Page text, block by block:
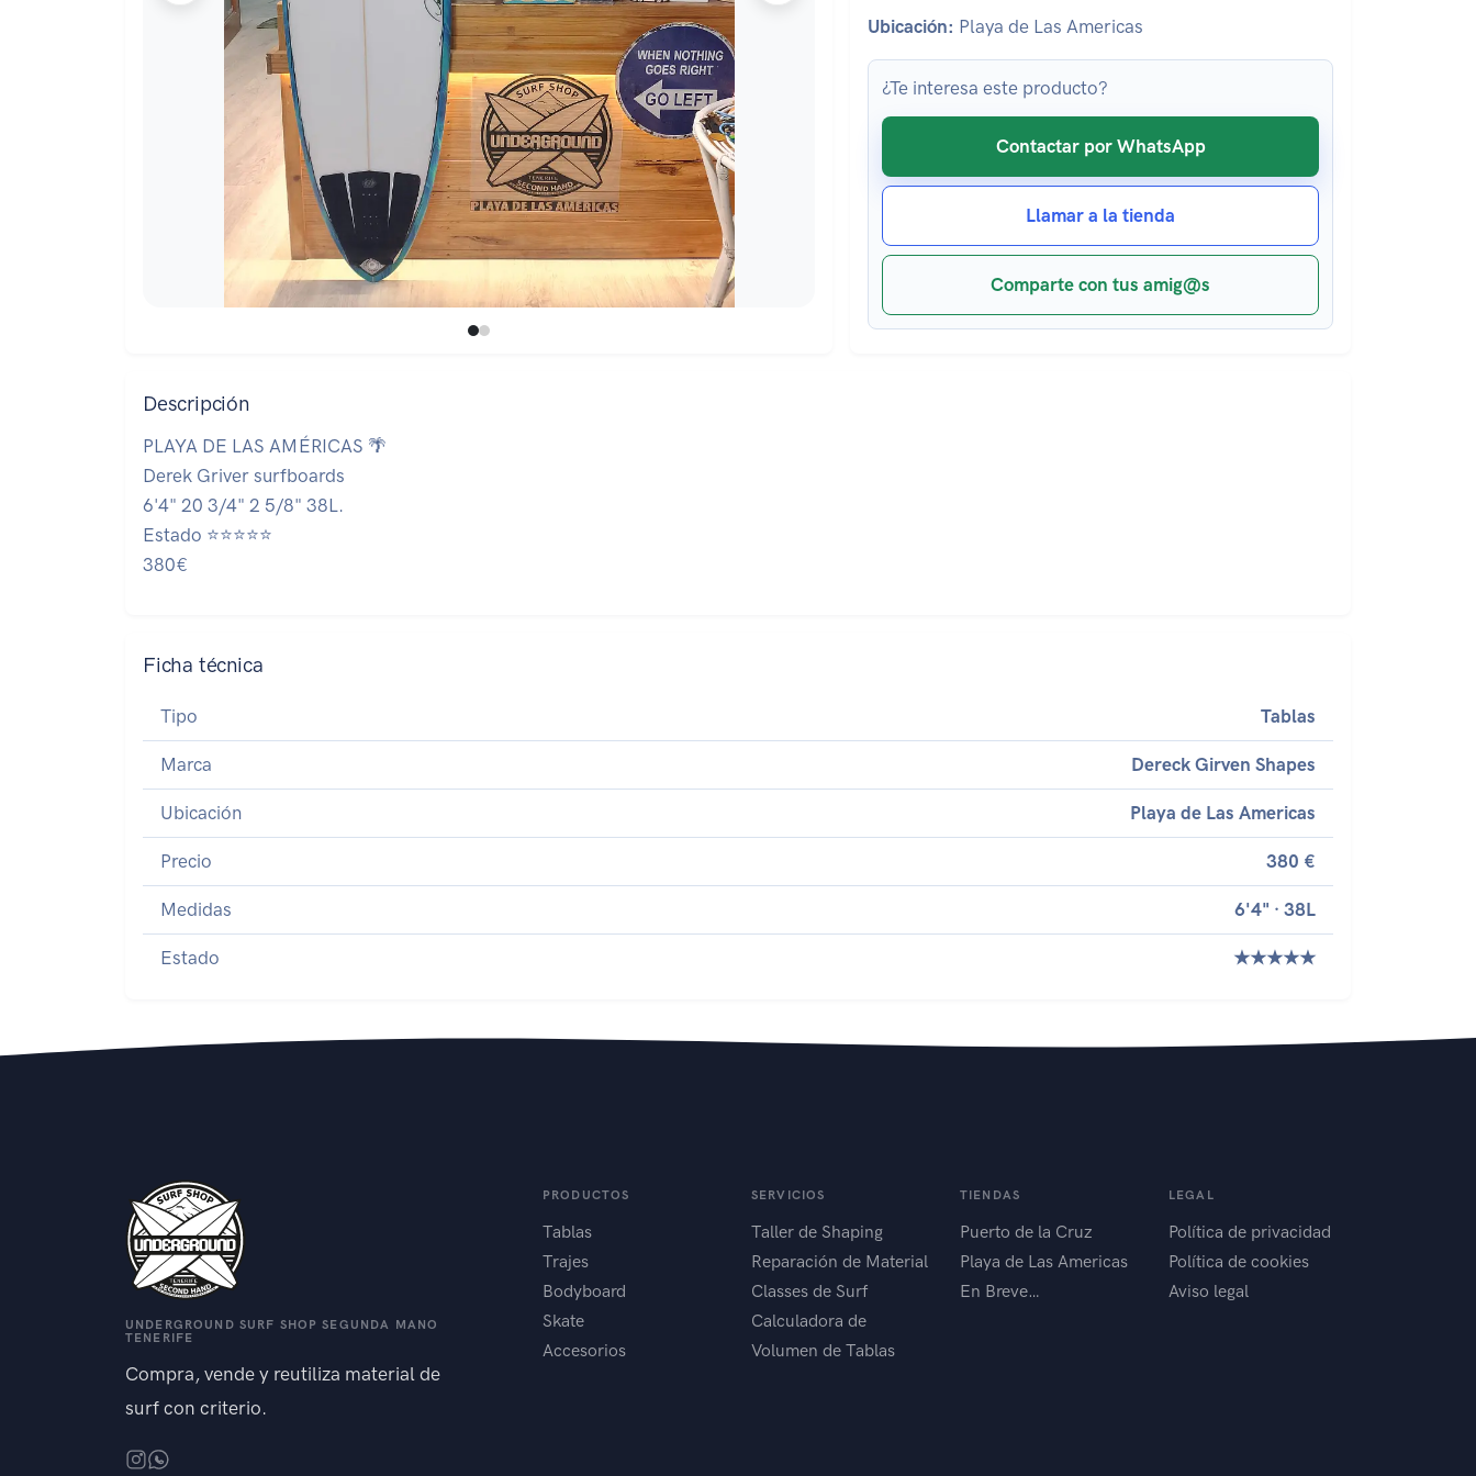
Ubicación: Playa de Las Americas
¿Te interesa este producto?
Contactar por WhatsApp
Llamar a la tienda
Comparte con tus amig@s
Descripción
PLAYA DE LAS AMÉRICAS 🌴
Derek Griver surfboards
6'4" 20 3/4" 2 5/8" 38L.
Estado ⭐⭐⭐⭐⭐
380€
Ficha técnica
Tipo Tablas
Marca Dereck Girven Shapes
Ubicación Playa de Las Americas
Precio 380 €
Medidas 6'4" · 38L
Estado ★★★★★
UNDERGROUND SURF SHOP SEGUNDA MANO
TENERIFE
Compra, vende y reutiliza material de
surf con criterio.
PRODUCTOS
Tablas
Trajes
Bodyboard
Skate
Accesorios
SERVICIOS
Taller de Shaping
Reparación de Material
Classes de Surf
Calculadora de
Volumen de Tablas
TIENDAS
Puerto de la Cruz
Playa de Las Americas
En Breve…
LEGAL
Política de privacidad
Política de cookies
Aviso legal